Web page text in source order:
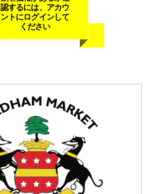
認するには、アカウ
ントにログインして
ください